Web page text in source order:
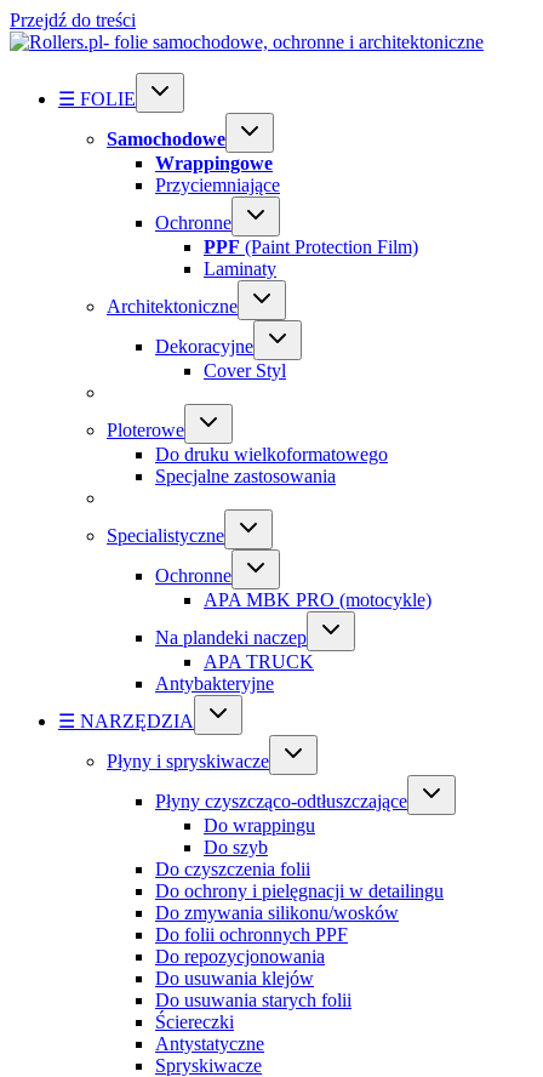
Przejdź do treści
☰ FOLIE
Samochodowe
Wrappingowe
Przyciemniające
Ochronne
PPF (Paint Protection Film)
Laminaty
Architektoniczne
Dekoracyjne
Cover Styl
Ploterowe
Do druku wielkoformatowego
Specjalne zastosowania
Specialistyczne
Ochronne
APA MBK PRO (motocykle)
Na plandeki naczep
APA TRUCK
Antybakteryjne
☰ NARZĘDZIA
Płyny i spryskiwacze
Płyny czyszcząco-odtłuszczające
Do wrappingu
Do szyb
Do czyszczenia folii
Do ochrony i pielęgnacji w detailingu
Do zmywania silikonu/wosków
Do folii ochronnych PPF
Do repozycjonowania
Do usuwania klejów
Do usuwania starych folii
Ściereczki
Antystatyczne
Spryskiwacze